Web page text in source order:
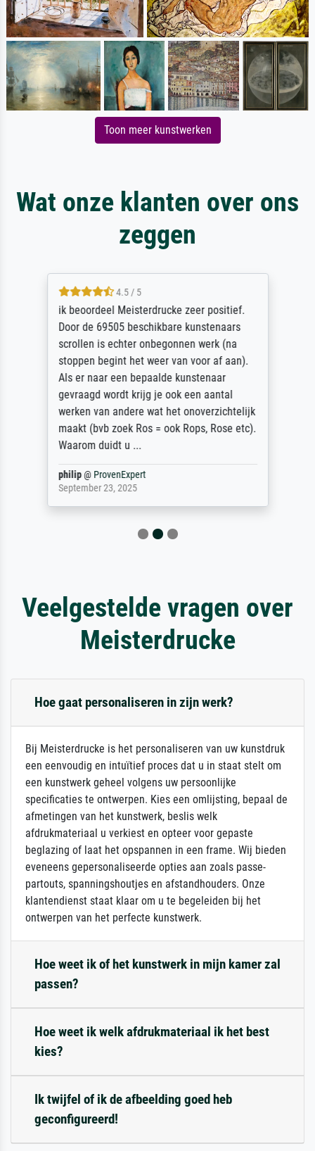
Toon meer kunstwerken
Wat onze klanten over ons
zeggen
4.5 / 5
ik beoordeel Meisterdrucke zeer positief.
Door de 69505 beschikbare kunstenaars
scrollen is echter onbegonnen werk (na
stoppen begint het weer van voor af aan).
Als er naar een bepaalde kunstenaar
gevraagd wordt krijg je ook een aantal
werken van andere wat het onoverzichtelijk
maakt (bvb zoek Ros = ook Rops, Rose etc).
Waarom duidt u ...
philip@ ProvenExpert
September 23, 2025
Veelgestelde vragen over
Meisterdrucke
Hoe gaat personaliseren in zijn werk?
Bij Meisterdrucke is het personaliseren van uw kunstdruk
een eenvoudig en intuïtief proces dat u in staat stelt om
een kunstwerk geheel volgens uw persoonlijke
specificaties te ontwerpen. Kies een omlijsting, bepaal de
afmetingen van het kunstwerk, beslis welk
afdrukmateriaal u verkiest en opteer voor gepaste
beglazing of laat het opspannen in een frame. Wij bieden
eveneens gepersonaliseerde opties aan zoals passe-
partouts, spanningshoutjes en afstandhouders. Onze
klantendienst staat klaar om u te begeleiden bij het
ontwerpen van het perfecte kunstwerk.
Hoe weet ik of het kunstwerk in mijn kamer zal
passen?
Hoe weet ik welk afdrukmateriaal ik het best
kies?
Ik twijfel of ik de afbeelding goed heb
geconfigureerd!